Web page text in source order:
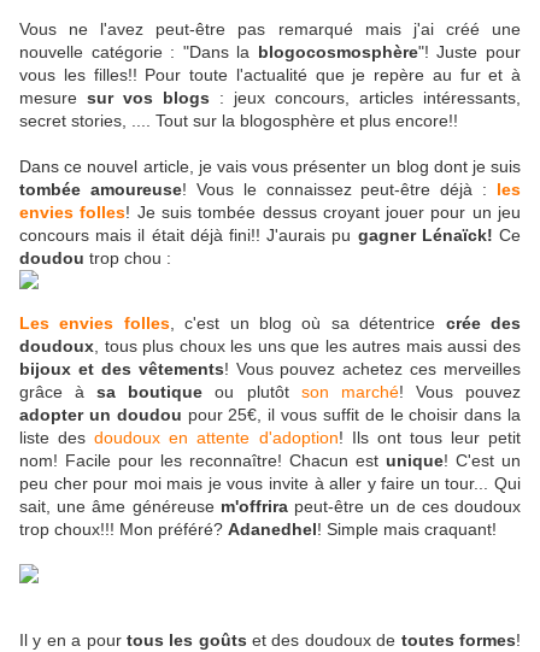
Vous ne l'avez peut-être pas remarqué mais j'ai créé une
nouvelle catégorie : "Dans la blogocosmosphère"! Juste pour
vous les filles!! Pour toute l'actualité que je repère au fur et à
mesure sur vos blogs : jeux concours, articles intéressants,
secret stories, .... Tout sur la blogosphère et plus encore!!
Dans ce nouvel article, je vais vous présenter un blog dont je suis
tombée amoureuse! Vous le connaissez peut-être déjà : les
envies folles! Je suis tombée dessus croyant jouer pour un jeu
concours mais il était déjà fini!! J'aurais pu gagner Lénaïck! Ce
doudou trop chou :
Les envies folles, c'est un blog où sa détentrice crée des
doudoux , tous plus choux les uns que les autres mais aussi des
bijoux et des vêtements! Vous pouvez achetez ces merveilles
grâce àsa boutique ou plutôt son marché! Vous pouvez
adopter un doudou pour 25€, il vous suffit de le choisir dans la
liste desdoudoux en attente d'adoption! Ils ont tous leur petit
nom! Facile pour les reconnaître! Chacun est unique! C'est un
peu cher pour moi mais je vous invite à aller y faire un tour... Qui
sait, une âme généreuse m'offrirapeut-être un de ces doudoux
trop choux!!! Mon préféré? Adanedhel! Simple mais craquant!
Il y en a pour tous les goûts et des doudoux de toutes formes!